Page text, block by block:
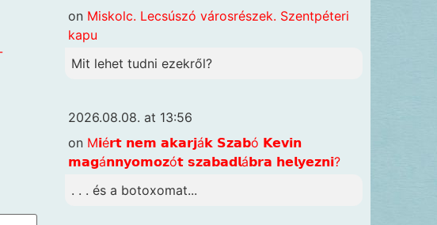
on Miskolc. Lecsúszó városrészek. Szentpéteri
kapu
Mit lehet tudni ezekről?
2026.08.08. at 13:56
on M𝗶é𝗿𝘁 𝗻𝗲𝗺 𝗮𝗸𝗮𝗿𝗷á𝗸 𝗦𝘇𝗮𝗯ó 𝗞𝗲𝘃𝗶𝗻
𝗺𝗮𝗴á𝗻𝗻𝘆𝗼𝗺𝗼𝘇ó𝘁 𝘀𝘇𝗮𝗯𝗮𝗱𝗹á𝗯𝗿𝗮 𝗵𝗲𝗹𝘆𝗲𝘇𝗻𝗶?
. . . és a botoxomat...